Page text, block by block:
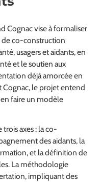
Cognac vise à formaliser
co-construction
usagers et aidants, en
et le soutien aux
déjà amorcée en
Cognac, le projet entend
faire un modèle
trois axes : la co-
des aidants, la
et la définition de
La méthodologie
impliquant des